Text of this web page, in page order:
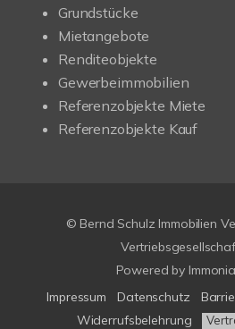
Grundstücke
Mietangebote
Renditeobjekte
Gewerbeimmobilien
Referenzobjekte Miete
Referenzobjekte Kauf
© Bernd Schulz Immobilien
Powered by
Impressum
Datenschutz
Widerrufsbelehrung